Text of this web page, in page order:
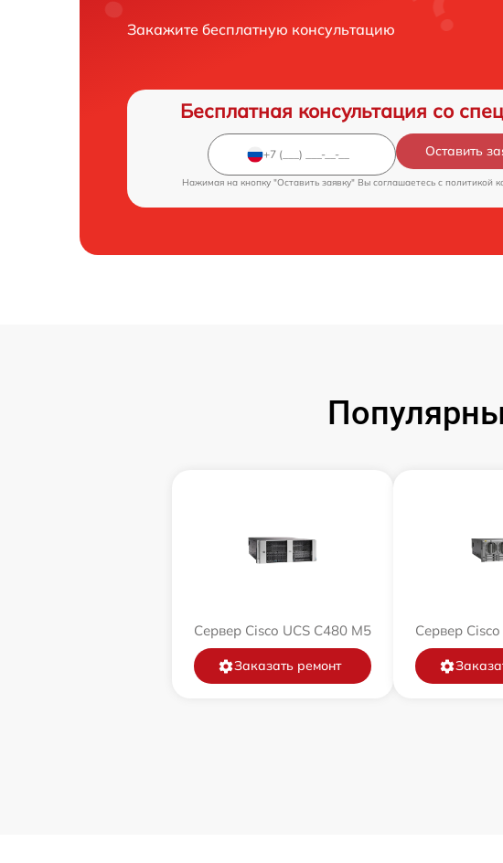
Закажите бесплатную консультацию
Бесплатная консультация со
Оставить
Нажимая на кнопку "Оставить заявку" Вы соглашаетесь c политикой
Сервер Cisco UCS C480 M5
Заказать ремонт
Сервер